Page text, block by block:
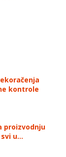
kontrole
proizvodnju
u...